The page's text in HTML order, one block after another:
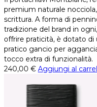
premium naturale
scrittura. A forma di
tradizione del brand in
offrire praticità, è dotato
pratico gancio per
tocco extra di funzionalità.
240,00 € Aggiungi al